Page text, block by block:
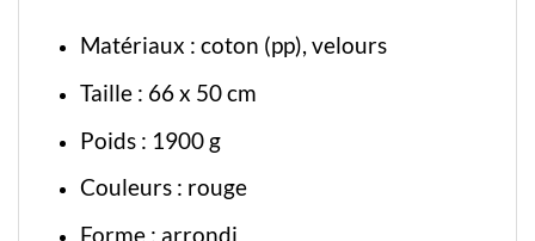
Matériaux : coton (pp), velours
Taille : 66 x 50 cm
Poids : 1900 g
Couleurs : rouge
Forme : arrondi